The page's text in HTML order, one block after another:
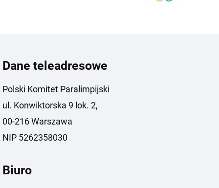
Dane teleadresowe
Polski Komitet Paralimpijski
ul. Konwiktorska 9 lok. 2,
00-216 Warszawa
NIP 5262358030
Biuro